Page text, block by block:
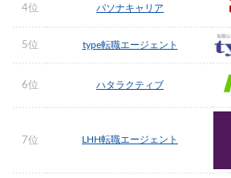
4位 パソナキャリア
5位 type転職エージェント
6位 ハタラクティブ
7位 LHH転職エージェント